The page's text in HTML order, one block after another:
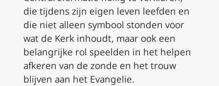
die tijdens zijn eigen leven leefden en
die niet alleen symbool stonden voor
wat de Kerk inhoudt, maar ook een
belangrijke rol speelden in het helpen
afkeren van de zonde en het trouw
blijven aan het Evangelie.